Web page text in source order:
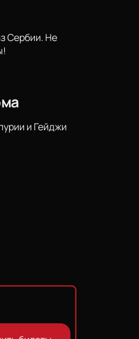
Сербии. Не
и Гейджи